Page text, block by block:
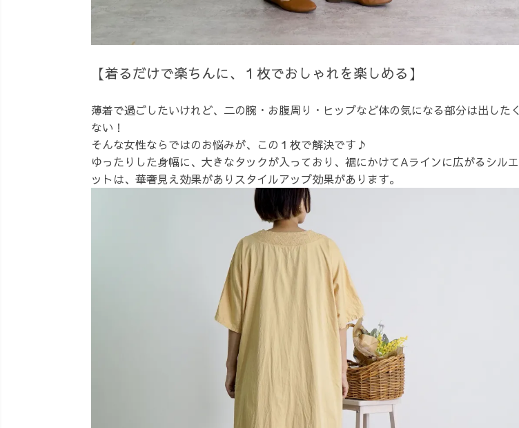
【着るだけで楽ちんに、１枚でおしゃれを楽しめる】
薄着で過ごしたいけれど、二の腕・お腹周り・ヒップなど体の気になる部分は出したく
ない！
そんな女性ならではのお悩みが、この１枚で解決です♪
ゆったりした身幅に、大きなタックが入っており、裾にかけてAラインに広がるシルエ
ットは、華奢見え効果がありスタイルアップ効果があります。